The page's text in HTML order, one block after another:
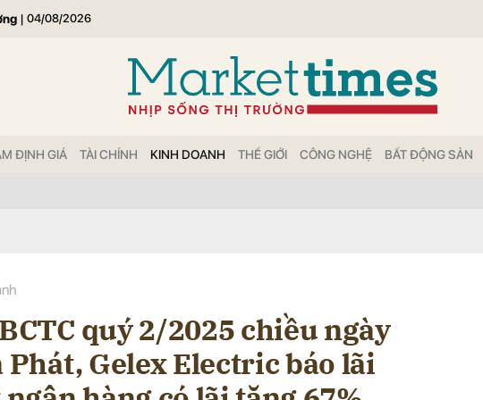
| 04/08/2026
ĐỊNH GIÁ TÀI CHÍNH KINH DOANH THẾ GIỚI CÔNG NGHỆ BẤT ĐỘNG SẢN
quý 2/2025 chiều ngày
Phát, Gelex Electric báo lãi
Gửi bình luận